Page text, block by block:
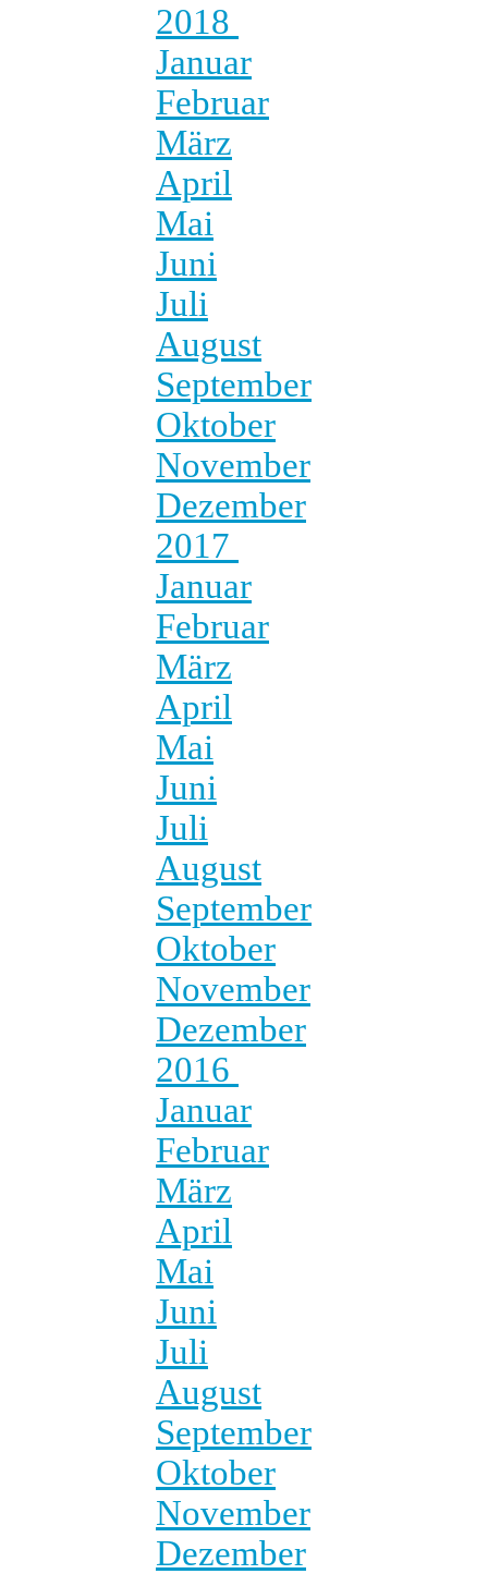
2018
Januar
Februar
März
April
Mai
Juni
Juli
August
September
Oktober
November
Dezember
2017
Januar
Februar
März
April
Mai
Juni
Juli
August
September
Oktober
November
Dezember
2016
Januar
Februar
März
April
Mai
Juni
Juli
August
September
Oktober
November
Dezember